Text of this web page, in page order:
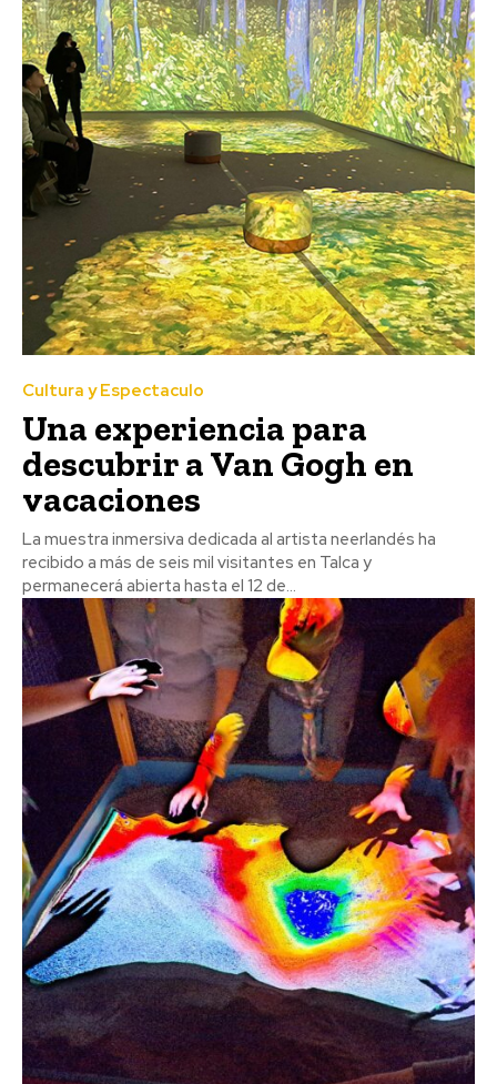
Cultura y Espectaculo
Una experiencia para
descubrir a Van Gogh en
vacaciones
La muestra inmersiva dedicada al artista neerlandés ha
recibido a más de seis mil visitantes en Talca y
permanecerá abierta hasta el 12 de...